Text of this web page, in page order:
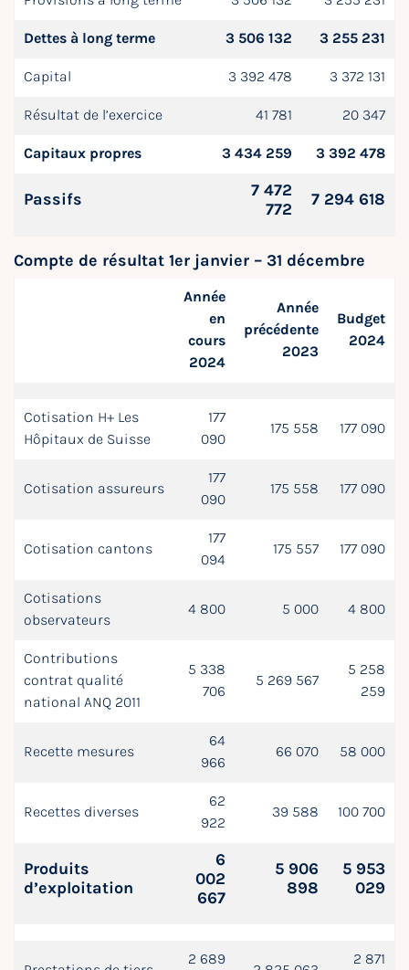
Dettes à long terme 3 506 132 3 255 231
Capital 3 392 478 3 372 131
Résultat de l’exercice 41 781 20 347
Capitaux propres 3 434 259 3 392 478
Passifs
7 472
772
7 294 618
Compte de résultat 1er janvier – 31 décembre
Année
en
cours
2024
Année
précédente
2023
Budget
2024
Cotisation H+ Les
Hôpitaux de Suisse
177
090
175 558 177 090
Cotisation assureurs
177
090
175 558 177 090
Cotisation cantons
177
094
175 557 177 090
Cotisations
observateurs
4 800 5 000 4 800
Contributions
contrat qualité
national ANQ 2011
5 338
706
5 269 567
5 258
259
Recette mesures
64
966
66 070 58 000
Recettes diverses
62
922
39 588 100 700
Produits
d’exploitation
6
002
667
5 906
898
5 953
029
2 689
2 871